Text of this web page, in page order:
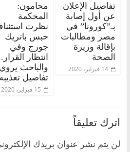
تفاصيل الإعلان
عن أول إصابة
بـ”كورونا” في
مصر ومطالبات
بإقالة وزيرة
الصحة
14 فبراير، 2020
محامون:
المحكمة
نظرت
حبس باتريك
جورج وفي
انتظار
والباحث يروي
تفاصيل تعذيبه
15 فبراير، 2020
اترك تعليقاً
لن يتم نشر عنوان بريدك